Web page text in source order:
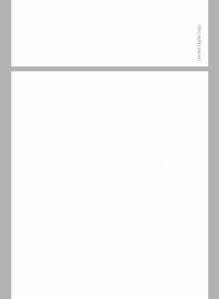
פתח דבר ... 11